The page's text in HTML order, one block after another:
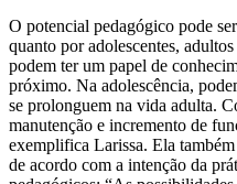
O potencial pedagógico pode
quanto por adolescentes,
podem ter um papel de
próximo. Na adolescência,
se prolonguem na vida adulta.
manutenção e incremento de
exemplifica Larissa. Ela
de acordo com a intenção da